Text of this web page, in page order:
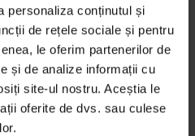
personaliza conținutul și
de rețele sociale și pentru
le oferim partenerilor de
și de analize informații cu
site-ul nostru. Aceștia le
oferite de dvs. sau culese